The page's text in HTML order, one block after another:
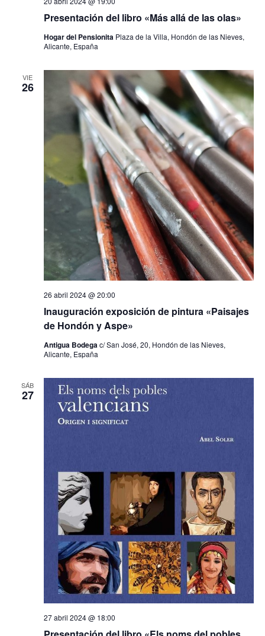
Presentación del libro «Más allá de las olas»
Hogar del Pensionita Plaza de la Villa, Hondón de las Nieves,
Alicante, España
VIE
26
Inauguración exposición de pintura «Paisajes
de Hondón y Aspe»
26 abril 2024 @ 20:00
Antigua Bodegac/ San José, 20, Hondón de las Nieves,
Alicante, España
SÁB
27
27 abril 2024 @ 18:00